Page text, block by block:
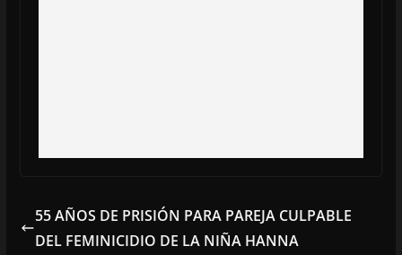
55 AÑOS DE PRISIÓN PARA PAREJA CULPABLE
DEL FEMINICIDIO DE LA NIÑA HANNA